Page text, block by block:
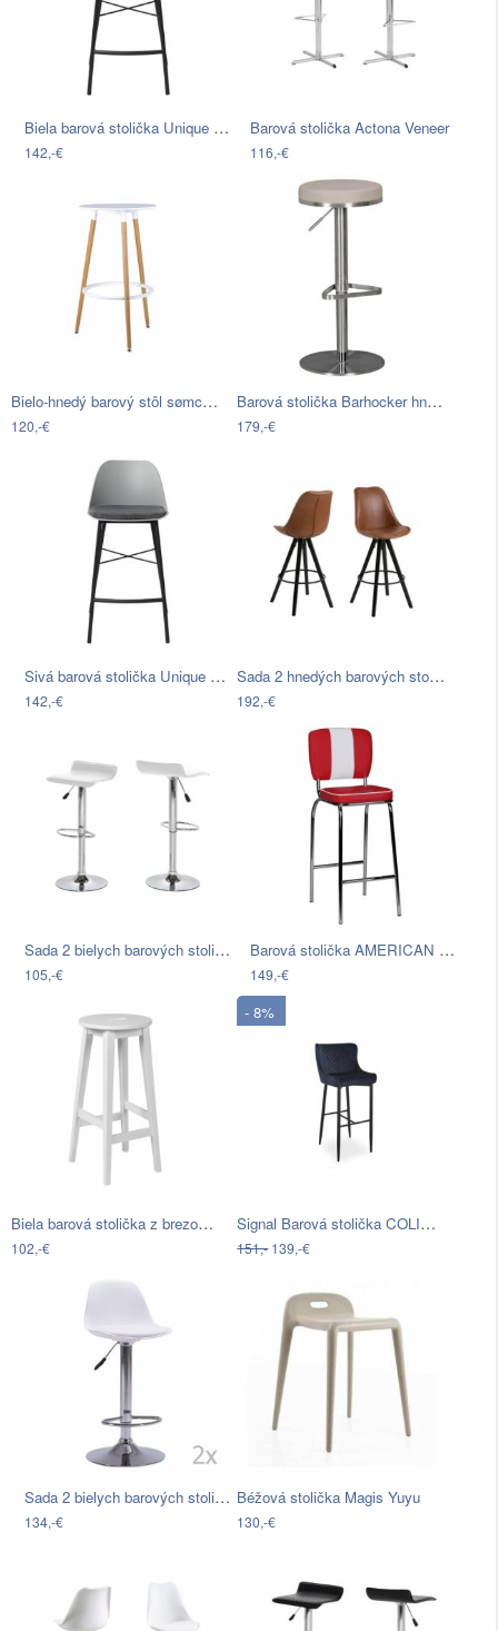
Biela barová stolička Unique Furniture…
142,-€
Barová stolička Actona Veneer
116,-€
Bielo-hnedý barový stôl sømcasa Thea,…
120,-€
Barová stolička Barhocker hnedosivá
179,-€
Sivá barová stolička Unique Furniture…
142,-€
Sada 2 hnedých barových stoličiek…
192,-€
Sada 2 bielych barových stoličiek…
105,-€
Barová stolička AMERICAN DINER…
149,-€
Biela barová stolička z brezového dreva…
102,-€
- 8%
Signal Barová stolička COLIN B H-1…
151,-139,-€
Sada 2 bielych barových stoličiek House…
134,-€
Béžová stolička Magis Yuyu
130,-€